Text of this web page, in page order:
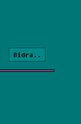
Bidra..